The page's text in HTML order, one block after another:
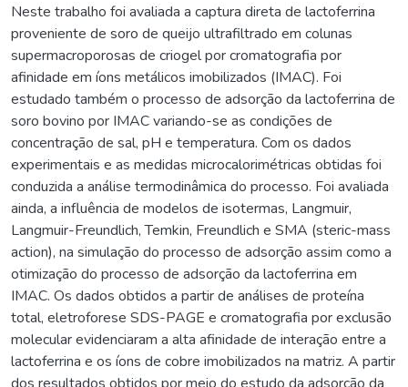
Neste trabalho foi avaliada a captura direta de lactoferrina
proveniente de soro de queijo ultrafiltrado em colunas
supermacroporosas de criogel por cromatografia por
afinidade em íons metálicos imobilizados (IMAC). Foi
estudado também o processo de adsorção da lactoferrina de
soro bovino por IMAC variando-se as condições de
concentração de sal, pH e temperatura. Com os dados
experimentais e as medidas microcalorimétricas obtidas foi
conduzida a análise termodinâmica do processo. Foi avaliada
ainda, a influência de modelos de isotermas, Langmuir,
Langmuir-Freundlich, Temkin, Freundlich e SMA (steric-mass
action), na simulação do processo de adsorção assim como a
otimização do processo de adsorção da lactoferrina em
IMAC. Os dados obtidos a partir de análises de proteína
total, eletroforese SDS-PAGE e cromatografia por exclusão
molecular evidenciaram a alta afinidade de interação entre a
lactoferrina e os íons de cobre imobilizados na matriz. A partir